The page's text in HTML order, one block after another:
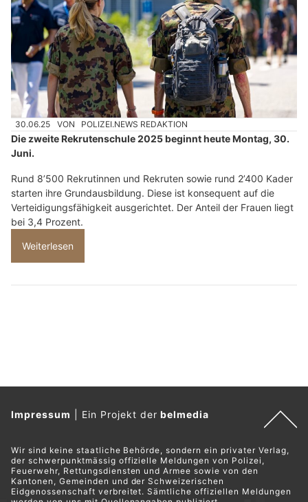
30.06.25 VON POLIZEI.NEWS REDAKTION
Die zweite Rekrutenschule 2025 beginnt heute Montag, 30.
Juni.
Rund 8’500 Rekrutinnen und Rekruten sowie rund 2’400 Kader
starten ihre Grundausbildung. Diese ist konsequent auf die
Verteidigungsfähigkeit ausgerichtet. Der Anteil der Frauen liegt
bei 3,4 Prozent.
Weiterlesen
Impressum Ein Projekt derbelmedia
Wir sind keine staatliche Behörde, sondern ein privater Verlag,
der schwerpunktmässig offizielle Meldungen von Polizei,
Feuerwehr, Rettungsdiensten und Armee sowie von den
Kantonen, Gemeinden und der Schweizerischen
Eidgenossenschaft verbreitet. Sämtliche offiziellen Meldungen